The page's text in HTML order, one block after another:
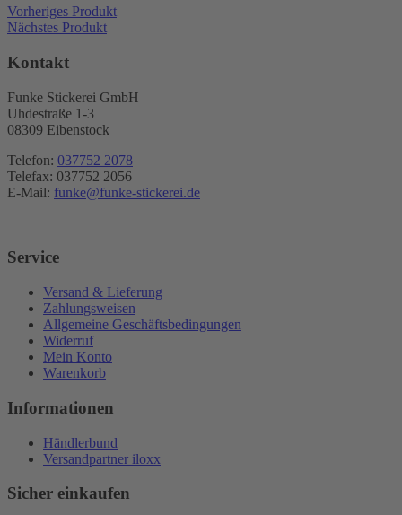
Vorheriges Produkt
Nächstes Produkt
Kontakt
Funke Stickerei GmbH
Uhdestraße 1-3
08309 Eibenstock
Telefon: 037752 2078
Telefax: 037752 2056
E-Mail: funke@funke-stickerei.de
Service
Versand & Lieferung
Zahlungsweisen
Allgemeine Geschäftsbedingungen
Widerruf
Mein Konto
Warenkorb
Informationen
Händlerbund
Versandpartner iloxx
Sicher einkaufen